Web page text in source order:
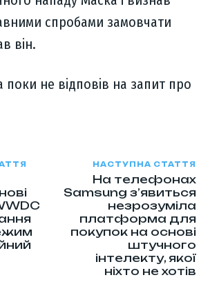
спробами замовчати
він.
поки не відповів на запит про
НАСТУПНА СТАТТЯ
На телефонах
Samsung з’явиться
незрозуміла
платформа для
покупок на основі
штучного
інтелекту, якої
ніхто не хотів